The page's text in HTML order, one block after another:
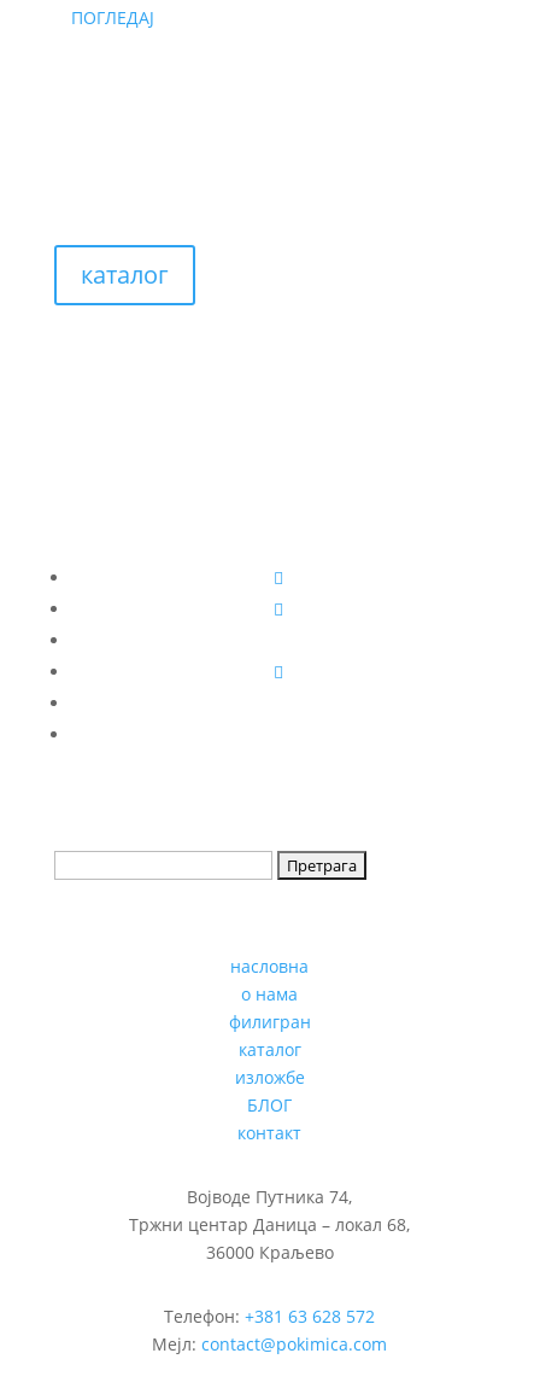
ПОГЛЕДАЈ
каталог
насловна
о нама
филигран
каталог
изложбе
БЛОГ
контакт
Војводе Путника 74,
Тржни центар Даница – локал 68,
36000 Краљево
Телефон:+381 63 628 572
Мејл:contact@pokimica.com